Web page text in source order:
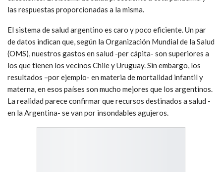
las respuestas proporcionadas a la misma.
El sistema de salud argentino es caro y poco eficiente. Un par
de datos indican que, según la Organización Mundial de la Salud
(OMS), nuestros gastos en salud -per cápita- son superiores a
los que tienen los vecinos Chile y Uruguay. Sin embargo, los
resultados –por ejemplo- en materia de mortalidad infantil y
materna, en esos países son mucho mejores que los argentinos.
La realidad parece confirmar que recursos destinados a salud -
en la Argentina- se van por insondables agujeros.